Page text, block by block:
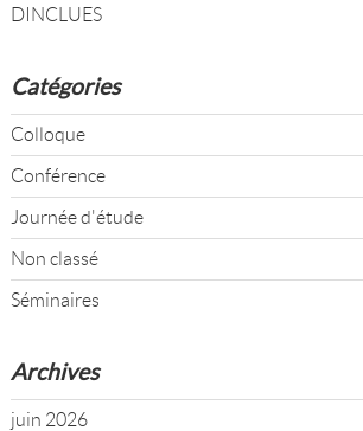
DINCLUES
Catégories
Colloque
Conférence
Journée d'étude
Non classé
Séminaires
Archives
juin 2026